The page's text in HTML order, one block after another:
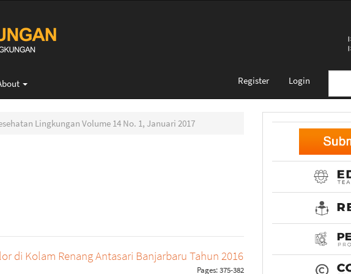
Register Login
Lingkungan Volume 14 No. 1, Januari 2017
di Kolam Renang Antasari Banjarbaru Tahun 2016
Pages: 375-382